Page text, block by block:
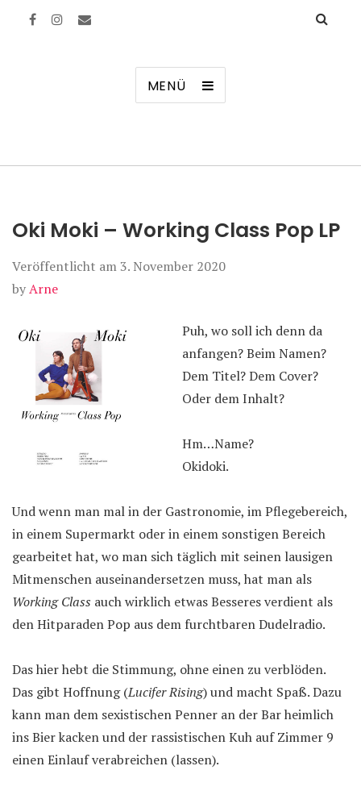
MENÜ
Oki Moki – Working Class Pop LP
Veröffentlicht am 3. November 2020
byArne
Puh, wo soll ich denn da
anfangen? Beim Namen?
Dem Titel? Dem Cover?
Oder dem Inhalt?
Hm…Name?
Okidoki.
Und wenn man mal in der Gastronomie, im Pflegebereich,
in einem Supermarkt oder in einem sonstigen Bereich
gearbeitet hat, wo man sich täglich mit seinen lausigen
Mitmenschen auseinandersetzen muss, hat man als
Working Class auch wirklich etwas Besseres verdient als
den Hitparaden Pop aus dem furchtbaren Dudelradio.
Das hier hebt die Stimmung, ohne einen zu verblöden.
Das gibt Hoffnung (Lucifer Rising) und macht Spaß. Dazu
kann man dem sexistischen Penner an der Bar heimlich
ins Bier kacken und der rassistischen Kuh auf Zimmer 9
einen Einlauf verabreichen (lassen).